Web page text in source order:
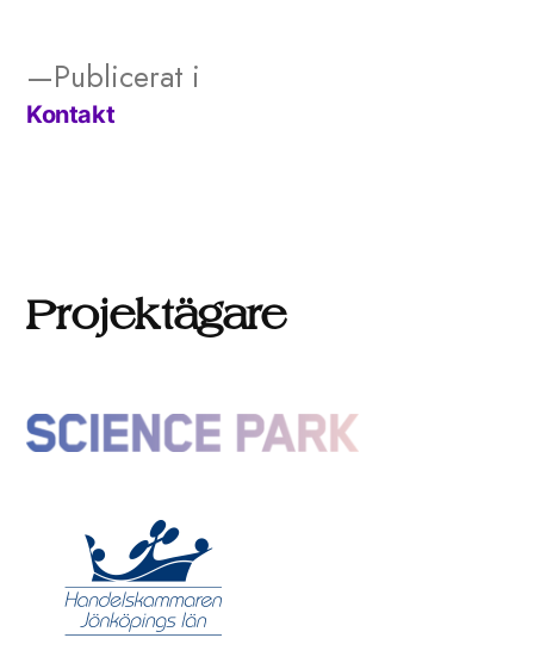
Inläggsnavigering
Publicerat i
Kontakt
Projektägare